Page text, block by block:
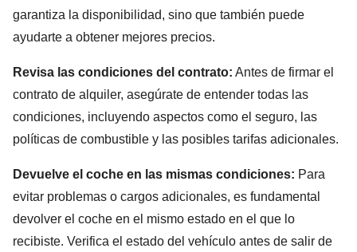
garantiza la disponibilidad, sino que también puede
ayudarte a obtener mejores precios.
Revisa las condiciones del contrato: Antes de firmar el
contrato de alquiler, asegúrate de entender todas las
condiciones, incluyendo aspectos como el seguro, las
políticas de combustible y las posibles tarifas adicionales.
Devuelve el coche en las mismas condiciones: Para
evitar problemas o cargos adicionales, es fundamental
devolver el coche en el mismo estado en el que lo
recibiste. Verifica el estado del vehículo antes de salir de